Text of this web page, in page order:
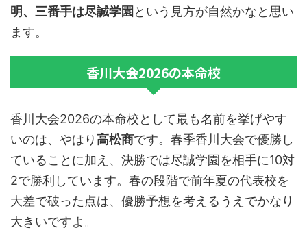
明、三番手は尽誠学園 という見方が自然かなと思い
ます。
香川大会2026の本命校
香川大会2026の本命校として最も名前を挙げやす
いのは、やはり高松商です。春季香川大会で優勝し
ていることに加え、決勝では尽誠学園を相手に10対
2で勝利しています。春の段階で前年夏の代表校を
大差で破った点は、優勝予想を考えるうえでかなり
大きいですよ。